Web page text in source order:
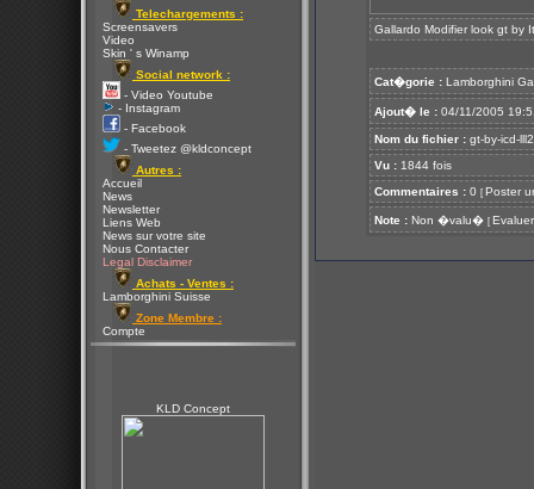
Telechargements :
Screensavers
Video
Skin ' s Winamp
Social network :
- Video Youtube
- Instagram
- Facebook
- Tweetez @kldconcept
Autres :
Accueil
News
Newsletter
Liens Web
News sur votre site
Nous Contacter
Legal Disclaimer
Achats - Ventes :
Lamborghini Suisse
Zone Membre :
Compte
KLD Concept
Gallardo Modifier look gt by
Cat�gorie : Lamborghini
Ajout� le : 04/11/2005
Nom du fichier : gt-by-icd-
Vu : 1844 fois
Commentaires : 0 [ Poster
Note : Non �valu� [ Evaluer